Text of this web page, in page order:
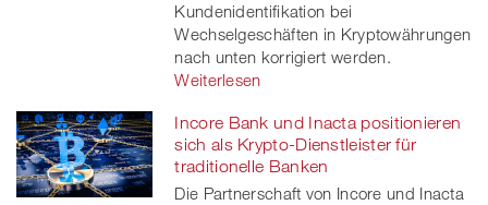
Kundenidentifikation bei
Wechselgeschäften in Kryptowährungen
nach unten korrigiert werden.
Weiterlesen
Incore Bank und Inacta positionieren
sich als Krypto-Dienstleister für
traditionelle Banken
Die Partnerschaft von Incore und Inacta